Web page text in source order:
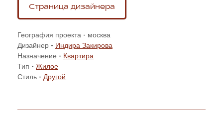
Страница дизайнера
География проекта - москва
Дизайнер - Индира Закирова
Назначение - Квартира
Тип - Жилое
Стиль - Другой